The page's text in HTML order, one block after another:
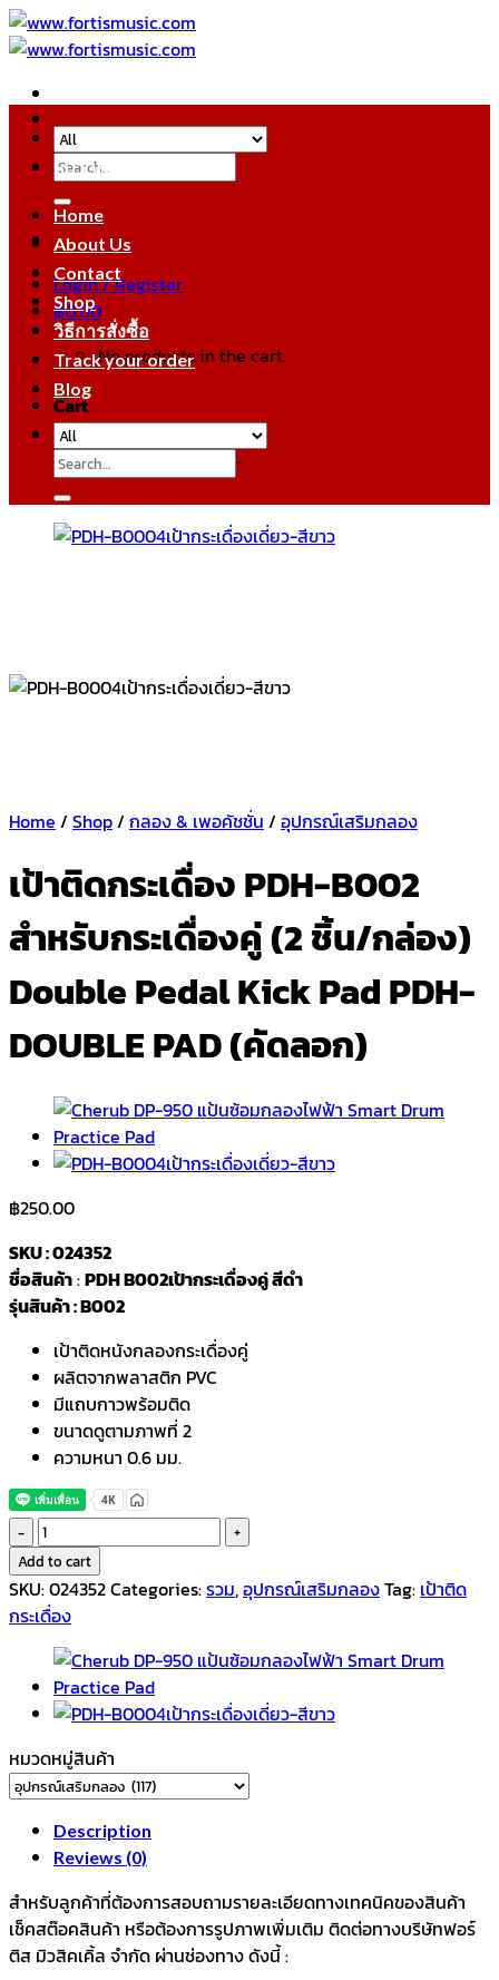
Skip
to
Search
for:
Login / Register
฿0.00
No products in the cart.
Cart
No products in the cart.
หมวดหมู่สินค้า
Home
About Us
Contact
Shop
วิธีการสั่งซื้อ
Track your order
Blog
Search
for:
Home / Shop/ กลอง & เพอคัชชั่น / อุปกรณ์เสริมกลอง
เป้าติดกระเดื่อง PDH-B002
สำหรับกระเดื่องคู่ (2 ชิ้น/กล่อง)
Double Pedal Kick Pad PDH-
DOUBLE PAD (คัดลอก)
฿250.00
SKU : 024352
ชื่อสินค้า:PDH B002เป้ากระเดื่องคู่ สีดำ
รุ่นสินค้า : B002
เป้าติดหนังกลองกระเดื่องคู่
ผลิตจากพลาสติก PVC
มีแถบกาวพร้อมติด
ขนาดดูตามภาพที่ 2
ความหนา 0.6 มม.
เป้า
ติด
กระเดื่อง
PDH-
สำหรับ
กระเดื่อง
คู่
ชิ้น/
กล่อง)
Double
Pedal
Pad
PDH-
DOUBLE
Add to cart
SKU:024352Categories:รวม,อุปกรณ์เสริมกลองTag: เป้าติด
กระเดื่อง
หมวดหมู่สินค้า
Description
Reviews (0)
สำหรับลูกค้าที่ต้องการสอบถามรายละเอียดทางเทคนิคของสินค้า
เช็คสต๊อคสินค้า หรือต้องการรูปภาพเพิ่มเติม ติดต่อทางบริษัทฟอร์
ติส มิวสิคเคิ้ล จำกัด ผ่านช่องทาง ดังนี้ :